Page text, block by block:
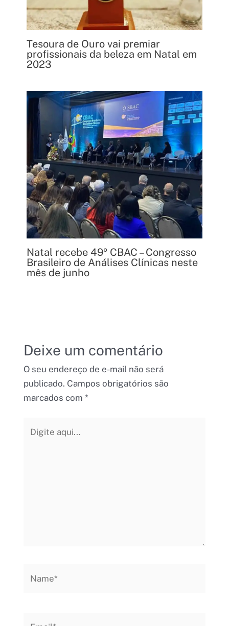
Tesoura de Ouro vai premiar
profissionais da beleza em Natal em
2023
Natal recebe 49º CBAC – Congresso
Brasileiro de Análises Clínicas neste
mês de junho
Deixe um comentário
O seu endereço de e-mail não será
publicado. Campos obrigatórios são
marcados com *
aqui...